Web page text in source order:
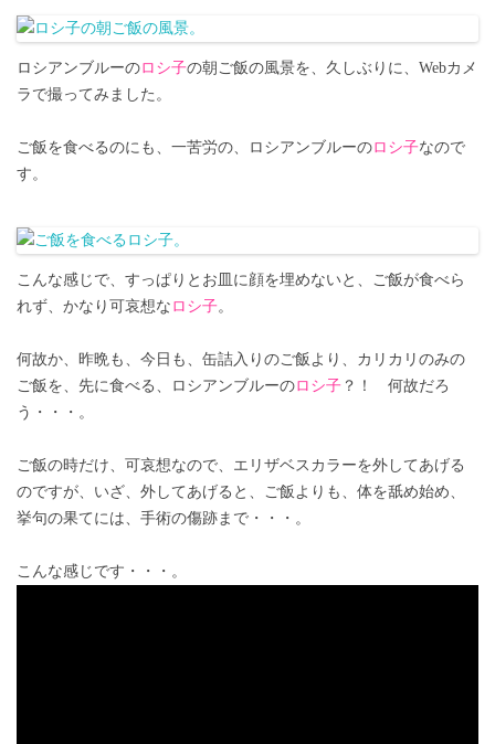
ロシアンブルーのロシ子の朝ご飯の風景を、久しぶりに、Webカメ
ラで撮ってみました。
ご飯を食べるのにも、一苦労の、ロシアンブルーのロシ子なので
す。
こんな感じで、すっぱりとお皿に顔を埋めないと、ご飯が食べら
れず、かなり可哀想な ロシ子。
何故か、昨晩も、今日も、缶詰入りのご飯より、カリカリのみの
ご飯を、先に食べる、ロシアンブルーのロシ子 ？！ 何故だろ
う・・・。
ご飯の時だけ、可哀想なので、エリザベスカラーを外してあげる
のですが、いざ、外してあげると、ご飯よりも、体を舐め始め、
挙句の果てには、手術の傷跡まで・・・。
こんな感じです・・・。